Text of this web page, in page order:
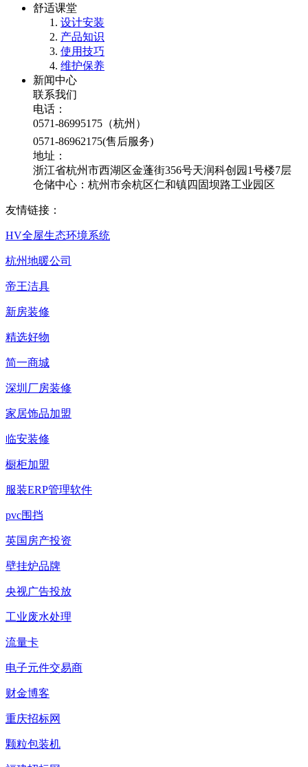
舒适课堂
设计安装
产品知识
使用技巧
维护保养
新闻中心
联系我们
电话：
0571-86995175（杭州）
0571-86962175(售后服务)
地址：
浙江省杭州市西湖区金蓬街356号天润科创园1号楼7层
仓储中心：杭州市余杭区仁和镇四固坝路工业园区
友情链接：
HV全屋生态环境系统
杭州地暖公司
帝王洁具
新房装修
精选好物
简一商城
深圳厂房装修
家居饰品加盟
临安装修
橱柜加盟
服装ERP管理软件
pvc围挡
英国房产投资
壁挂炉品牌
央视广告投放
工业废水处理
流量卡
电子元件交易商
财金博客
重庆招标网
颗粒包装机